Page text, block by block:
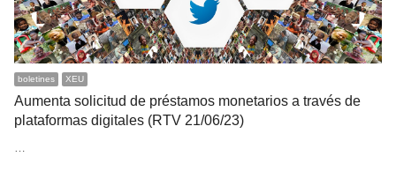
boletines XEU
Aumenta solicitud de préstamos monetarios a través de
plataformas digitales (RTV 21/06/23)